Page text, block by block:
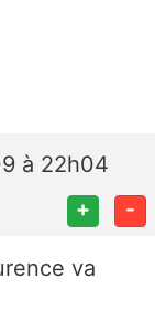
à 22h04
+ -
va